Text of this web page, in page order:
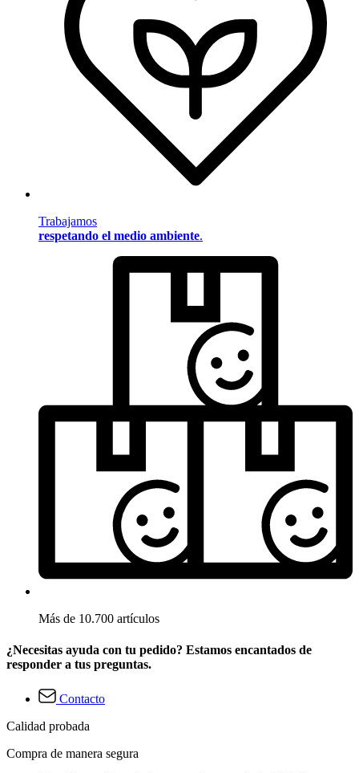
Trabajamos
respetando el medio ambiente.
Más de 10.700 artículos
¿Necesitas ayuda con tu pedido? Estamos encantados de
responder a tus preguntas.
Contacto
Calidad probada
Compra de manera segura